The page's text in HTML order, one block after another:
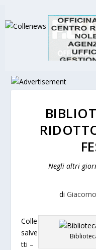
Negli altri
di
Colle
salve
tti –